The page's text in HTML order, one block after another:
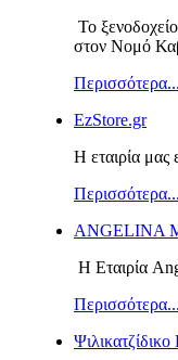
Το
στον Νομό
Περισσότερα...
EzStore.gr
Η εταιρία μας
Περισσότερα...
ANGELINA
Η Εταιρία
Περισσότερα...